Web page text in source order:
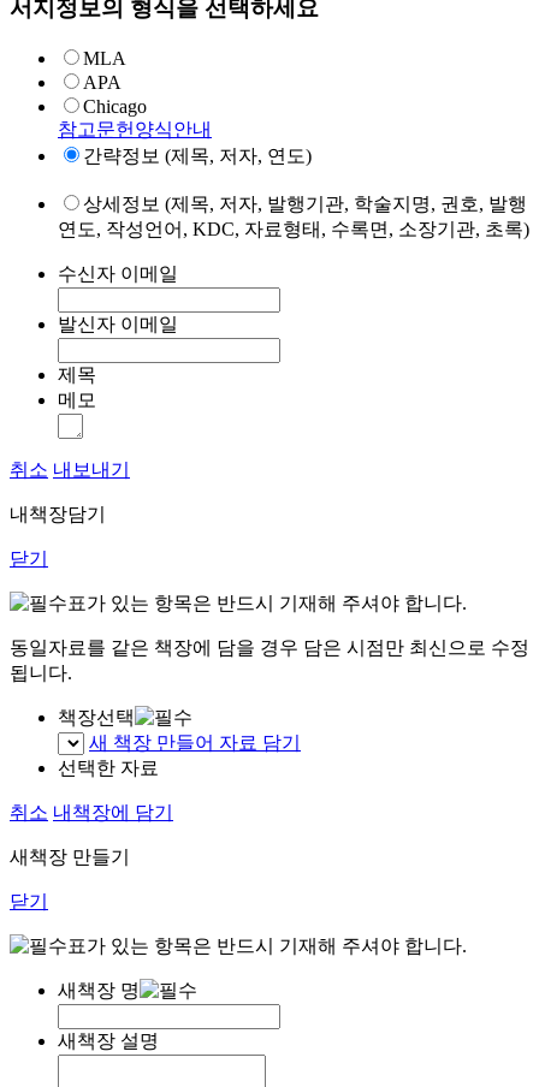
서지정보의 형식을 선택하세요
MLA
APA
Chicago
참고문헌양식안내
간략정보 (제목, 저자, 연도)
상세정보 (제목, 저자, 발행기관, 학술지명, 권호, 발행
연도, 작성언어, KDC, 자료형태, 수록면, 소장기관, 초록)
수신자 이메일
발신자 이메일
제목
메모
취소 내보내기
내책장담기
닫기
표가 있는 항목은 반드시 기재해 주셔야 합니다.
동일자료를 같은 책장에 담을 경우 담은 시점만 최신으로 수정
됩니다.
책장선택
새 책장 만들어 자료 담기
선택한 자료
취소 내책장에 담기
새책장 만들기
닫기
표가 있는 항목은 반드시 기재해 주셔야 합니다.
새책장 명
새책장 설명